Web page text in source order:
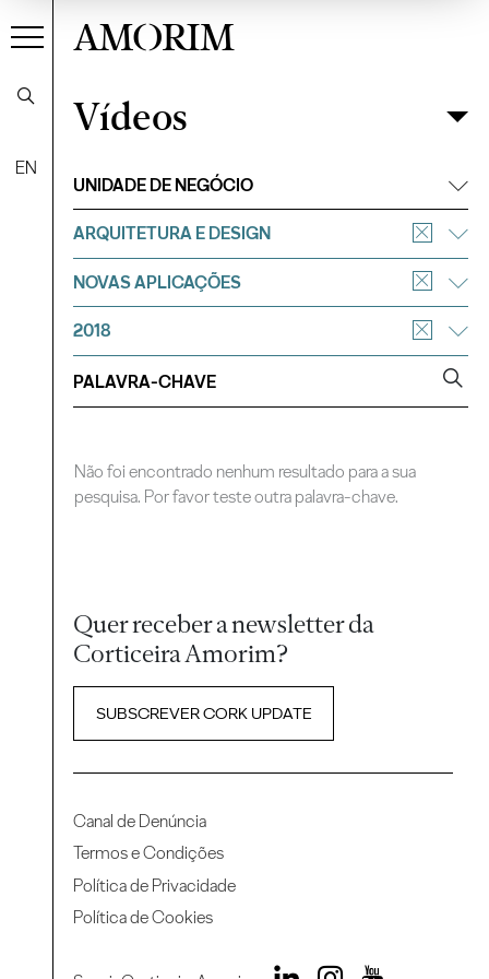
EN
AMORIM
VídeosFiltrar
Vídeos
UNIDADE DE NEGÓCIO
ARQUITETURA E DESIGN
NOVAS APLICAÇÕES
2018
Não foi encontrado nenhum resultado para a sua
pesquisa. Por favor teste outra palavra-chave.
Quer receber a newsletter da
Corticeira Amorim?
SUBSCREVER CORK UPDATE
Canal de Denúncia
Termos e Condições
Política de Privacidade
Política de Cookies